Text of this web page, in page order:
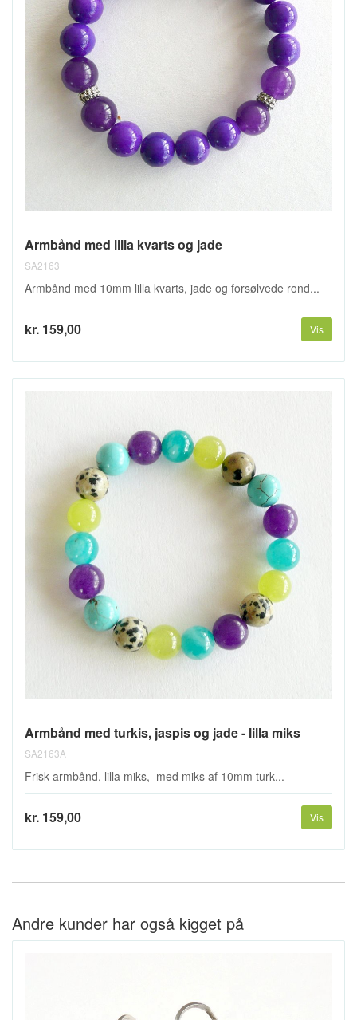
Armbånd med lilla kvarts og jade
SA2163
Armbånd med 10mm lilla kvarts, jade og forsølvede rond...
kr. 159,00 Vis
Armbånd med turkis, jaspis og jade - lilla miks
SA2163A
Frisk armbånd, lilla miks, med miks af 10mm turk...
kr. 159,00 Vis
Andre kunder har også kigget på